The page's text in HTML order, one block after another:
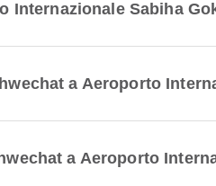
Internazionale Sabiha
a Aeroporto
a Aeroporto